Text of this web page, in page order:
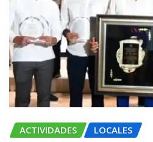
ACTIVIDADES LOCALES